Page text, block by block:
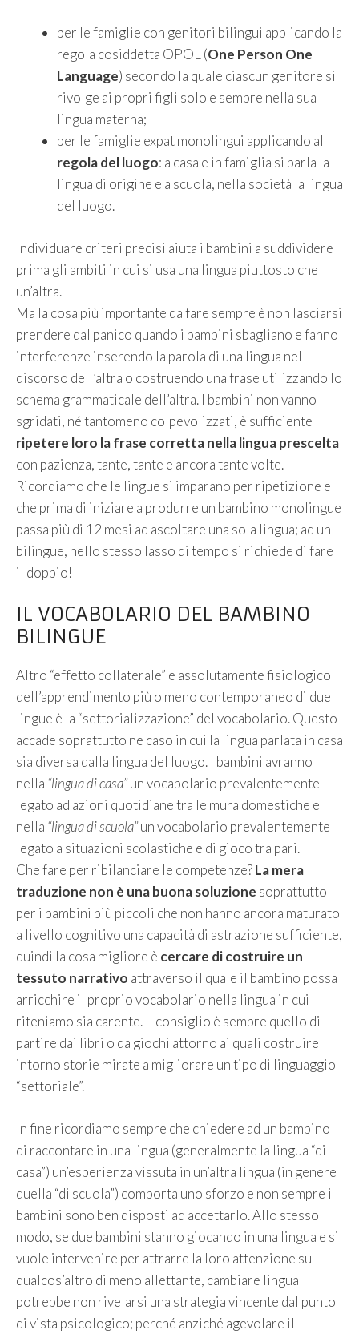
per le famiglie con genitori bilingui applicando la
regola cosiddetta OPOL (One Person One
Language) secondo la quale ciascun genitore si
rivolge ai propri figli solo e sempre nella sua
lingua materna;
per le famiglie expat monolingui applicando al
regola del luogo: a casa e in famiglia si parla la
lingua di origine e a scuola, nella società la lingua
del luogo.
Individuare criteri precisi aiuta i bambini a suddividere
prima gli ambiti in cui si usa una lingua piuttosto che
un’altra.
Ma la cosa più importante da fare sempre è non lasciarsi
prendere dal panico quando i bambini sbagliano e fanno
interferenze inserendo la parola di una lingua nel
discorso dell’altra o costruendo una frase utilizzando lo
schema grammaticale dell’altra. I bambini non vanno
sgridati, né tantomeno colpevolizzati, è sufficiente
ripetere loro la frase corretta nella lingua prescelta
con pazienza, tante, tante e ancora tante volte.
Ricordiamo che le lingue si imparano per ripetizione e
che prima di iniziare a produrre un bambino monolingue
passa più di 12 mesi ad ascoltare una sola lingua; ad un
bilingue, nello stesso lasso di tempo si richiede di fare
il doppio!
IL VOCABOLARIO DEL BAMBINO
BILINGUE
Altro “effetto collaterale” e assolutamente fisiologico
dell’apprendimento più o meno contemporaneo di due
lingue è la “settorializzazione” del vocabolario. Questo
accade soprattutto ne caso in cui la lingua parlata in casa
sia diversa dalla lingua del luogo. I bambini avranno
nella “lingua di casa”un vocabolario prevalentemente
legato ad azioni quotidiane tra le mura domestiche e
nella “lingua di scuola”un vocabolario prevalentemente
legato a situazioni scolastiche e di gioco tra pari.
Che fare per ribilanciare le competenze?La mera
traduzione non è una buona soluzione soprattutto
per i bambini più piccoli che non hanno ancora maturato
a livello cognitivo una capacità di astrazione sufficiente,
quindi la cosa migliore è cercare di costruire un
tessuto narrativo attraverso il quale il bambino possa
arricchire il proprio vocabolario nella lingua in cui
riteniamo sia carente. Il consiglio è sempre quello di
partire dai libri o da giochi attorno ai quali costruire
intorno storie mirate a migliorare un tipo di linguaggio
“settoriale”.
In fine ricordiamo sempre che chiedere ad un bambino
di raccontare in una lingua (generalmente la lingua “di
casa”) un’esperienza vissuta in un’altra lingua (in genere
quella “di scuola”) comporta uno sforzo e non sempre i
bambini sono ben disposti ad accettarlo. Allo stesso
modo, se due bambini stanno giocando in una lingua e si
vuole intervenire per attrarre la loro attenzione su
qualcos’altro di meno allettante, cambiare lingua
potrebbe non rivelarsi una strategia vincente dal punto
di vista psicologico; perché anziché agevolare il